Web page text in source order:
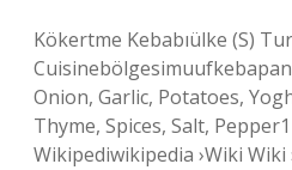
Kökertme Kebabıülke (S)
Onion, Garlic, Potatoes,
Thyme, Spices, Salt,
Wikipediwikipedia ›Wiki Wiki